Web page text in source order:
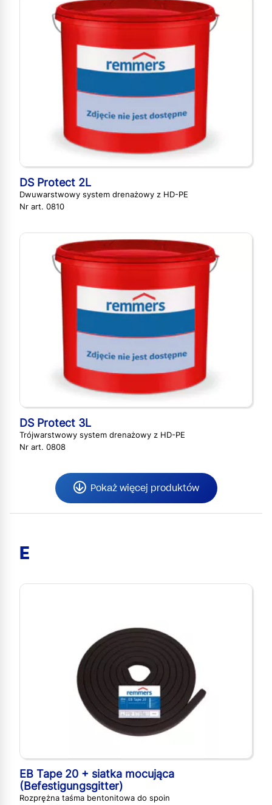
DS Protect 2L
Dwuwarstwowy system drenażowy z HD-PE
Nr art. 0810
DS Protect 3L
Trójwarstwowy system drenażowy z HD-PE
Nr art. 0808
Pokaż więcej produktów
E
EB Tape 20 + siatka mocująca
(Befestigungsgitter)
Rozprężna taśma bentonitowa do spoin